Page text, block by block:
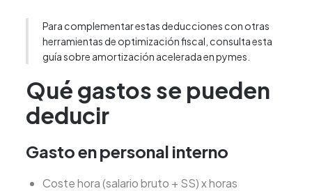
Para complementar estas deducciones con otras
herramientas de optimización fiscal, consulta esta
guía sobre amortización acelerada en pymes
Qué gastos se pueden
deducir
Gasto en personal interno
Coste hora (salario bruto + SS) x horas